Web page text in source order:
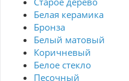
Белая керамика
Бронза
Белый матовый
Коричневый
Белое стекло
Песочный